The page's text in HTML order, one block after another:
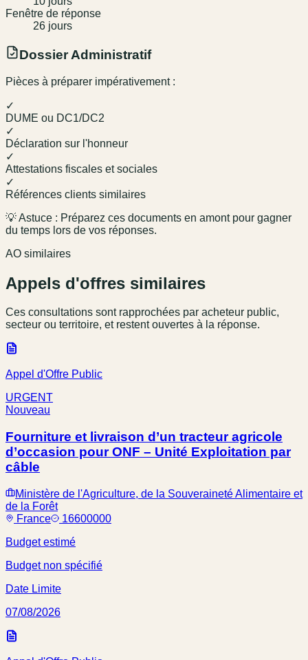
Fenêtre de réponse
26 jours
Dossier Administratif
Pièces à préparer impérativement :
✓
DUME ou DC1/DC2
✓
Déclaration sur l'honneur
✓
Attestations fiscales et sociales
✓
Références clients similaires
💡 Astuce : Préparez ces documents en amont pour gagner
du temps lors de vos réponses.
AO similaires
Appels d'offres similaires
Ces consultations sont rapprochées par acheteur public,
secteur ou territoire, et restent ouvertes à la réponse.
Appel d'Offre Public
URGENT
Nouveau
Fourniture et livraison d’un tracteur agricole
d’occasion pour ONF – Unité Exploitation par
câble
Ministère de l'Agriculture, de la Souveraineté Alimentaire et
de la Forêt
France
16600000
Budget estimé
Budget non spécifié
Date Limite
07/08/2026